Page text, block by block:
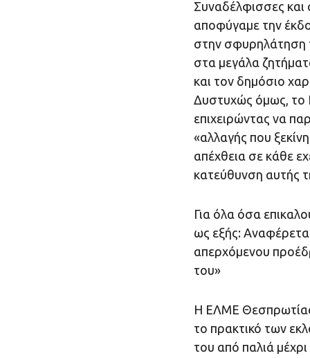
Συναδέλφισσες
αποφύγαμε την
στην σφυρηλάτηση
στα μεγάλα
και τον δημόσιο
Δυστυχώς όμως, το
επιχειρώντας να
«αλλαγής που
απέχθεια σε κάθε
κατεύθυνση αυτής
Για όλα όσα
ως εξής:
απερχόμενου
του»
Η ΕΛΜΕ Θεσπρωτίας
το πρακτικό των
του από παλιά